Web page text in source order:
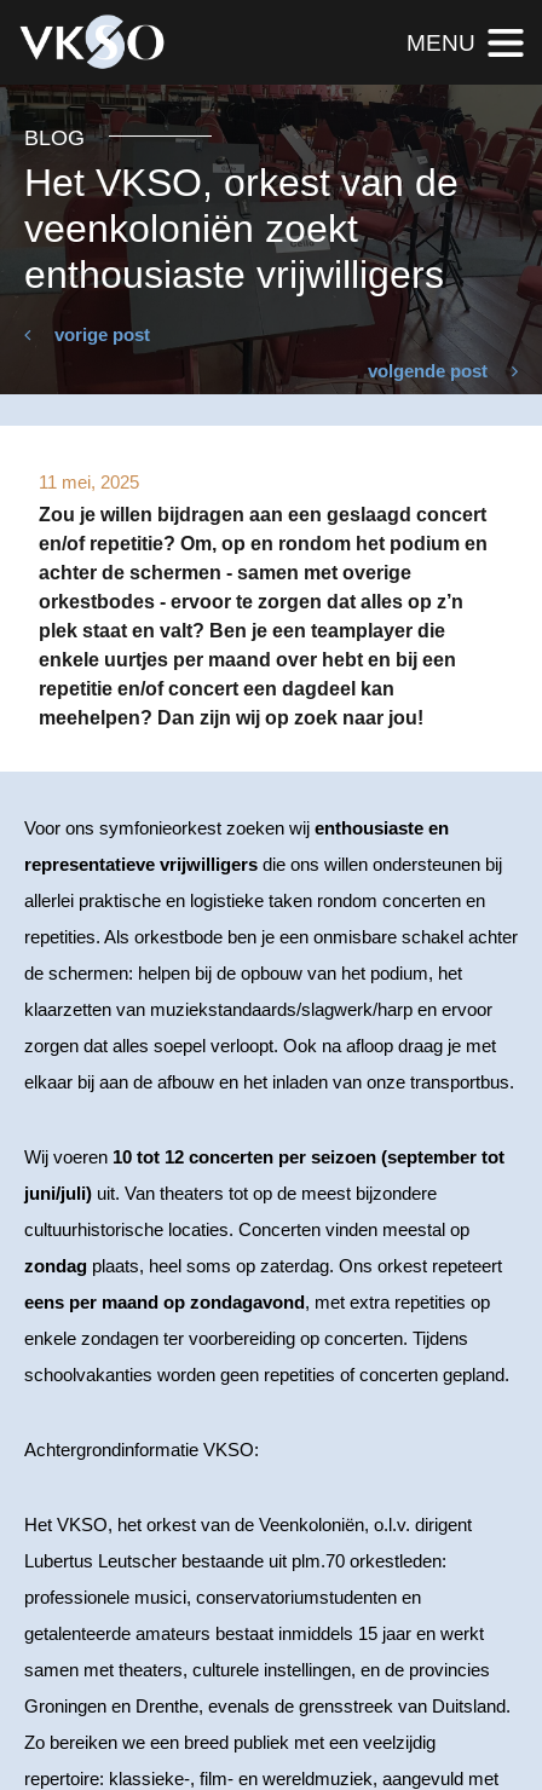
MENU
BLOG
Het VKSO, orkest van de
veenkoloniën zoekt
enthousiaste vrijwilligers
vorige post
volgende post
11 mei, 2025
Zou je willen bijdragen aan een geslaagd concert
en/of repetitie? Om, op en rondom het podium en
achter de schermen - samen met overige
orkestbodes - ervoor te zorgen dat alles op z’n
plek staat en valt? Ben je een teamplayer die
enkele uurtjes per maand over hebt en bij een
repetitie en/of concert een dagdeel kan
meehelpen? Dan zijn wij op zoek naar jou!
Voor ons symfonieorkest zoeken wij enthousiaste en
representatieve vrijwilligers die ons willen ondersteunen bij
allerlei praktische en logistieke taken rondom concerten en
repetities. Als orkestbode ben je een onmisbare schakel achter
de schermen: helpen bij de opbouw van het podium, het
klaarzetten van muziekstandaards/slagwerk/harp en ervoor
zorgen dat alles soepel verloopt. Ook na afloop draag je met
elkaar bij aan de afbouw en het inladen van onze transportbus.
Wij voeren 10 tot 12 concerten per seizoen (september tot
juni/juli) uit. Van theaters tot op de meest bijzondere
cultuurhistorische locaties. Concerten vinden meestal op
zondag plaats, heel soms op zaterdag. Ons orkest repeteert
eens per maand op zondagavond, met extra repetities op
enkele zondagen ter voorbereiding op concerten. Tijdens
schoolvakanties worden geen repetities of concerten gepland.
Achtergrondinformatie VKSO:
Het VKSO, het orkest van de Veenkoloniën, o.l.v. dirigent
Lubertus Leutscher bestaande uit plm.70 orkestleden:
professionele musici, conservatoriumstudenten en
getalenteerde amateurs bestaat inmiddels 15 jaar en werkt
samen met theaters, culturele instellingen, en de provincies
Groningen en Drenthe, evenals de grensstreek van Duitsland.
Zo bereiken we een breed publiek met een veelzijdig
repertoire: klassieke-, film- en wereldmuziek, aangevuld met